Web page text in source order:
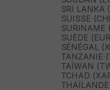
SRI LANKA
SUISSE
SURINAME
SUÈDE
SÉNÉGAL
TANZANIE
TAÏWAN
TCHAD